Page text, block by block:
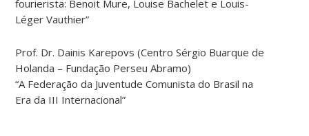
fourierista: Benoit Mure, Louise Bachelet e Louis-
Léger Vauthier”
Prof. Dr. Dainis Karepovs (Centro Sérgio Buarque de
Holanda – Fundação Perseu Abramo)
“A Federação da Juventude Comunista do Brasil na
Era da III Internacional”